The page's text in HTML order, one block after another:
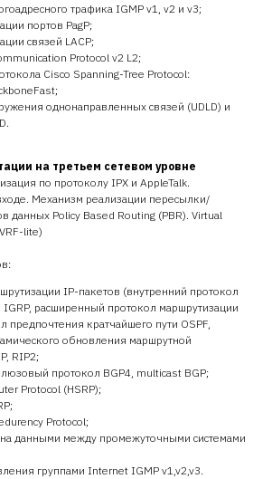
трафика IGMP v1, v2 и v3;
портов PagP;
связей LACP;
Protocol v2 L2;
Cisco Spanning-Tree Protocol:
однонаправленных связей (UDLD) и
на третьем сетевом уровне
по протоколу IPX и AppleTalk.
Механизм реализации пересылки/
данных Policy Based Routing (PBR). Virtual
lite)
IP-пакетов (внутренний протокол
IGRP, расширенный протокол маршрутизации
предпочтения кратчайшего пути OSPF,
обновления маршрутной
RIP2;
протокол BGP4, multicast BGP;
Protocol (HSRP);
Protocol;
данными между промежуточными системами
группами Internet IGMP v1,v2,v3.